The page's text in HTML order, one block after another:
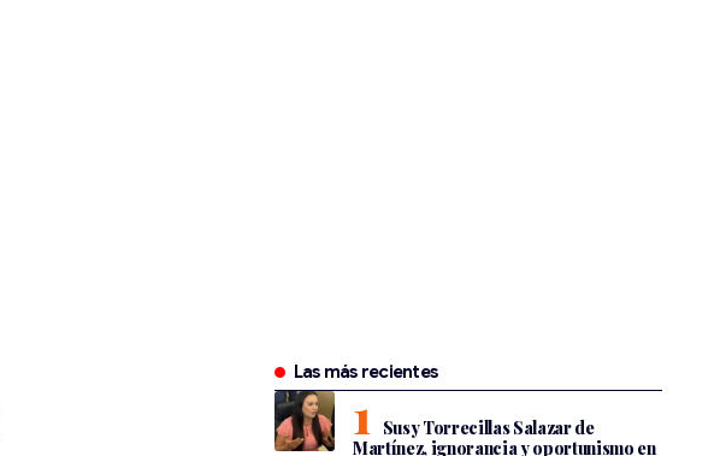
Las más recientes
Susy Torrecillas Salazar de
Martínez, ignorancia y oportunismo en